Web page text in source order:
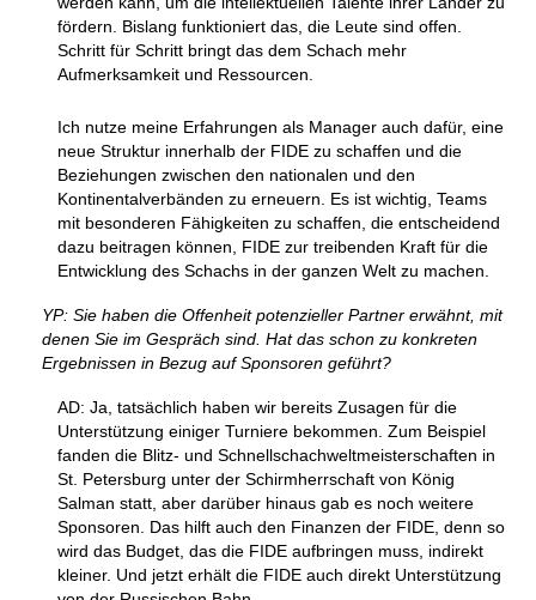
fördern. Bislang funktioniert das, die Leute sind offen.
Schritt für Schritt bringt das dem Schach mehr
Aufmerksamkeit und Ressourcen.
Ich nutze meine Erfahrungen als Manager auch dafür, eine
neue Struktur innerhalb der FIDE zu schaffen und die
Beziehungen zwischen den nationalen und den
Kontinentalverbänden zu erneuern. Es ist wichtig, Teams
mit besonderen Fähigkeiten zu schaffen, die entscheidend
dazu beitragen können, FIDE zur treibenden Kraft für die
Entwicklung des Schachs in der ganzen Welt zu machen.
YP: Sie haben die Offenheit potenzieller Partner erwähnt, mit
denen Sie im Gespräch sind. Hat das schon zu konkreten
Ergebnissen in Bezug auf Sponsoren geführt?
AD: Ja, tatsächlich haben wir bereits Zusagen für die
Unterstützung einiger Turniere bekommen. Zum Beispiel
fanden die Blitz- und Schnellschachweltmeisterschaften in
St. Petersburg unter der Schirmherrschaft von König
Salman statt, aber darüber hinaus gab es noch weitere
Sponsoren. Das hilft auch den Finanzen der FIDE, denn so
wird das Budget, das die FIDE aufbringen muss, indirekt
kleiner. Und jetzt erhält die FIDE auch direkt Unterstützung